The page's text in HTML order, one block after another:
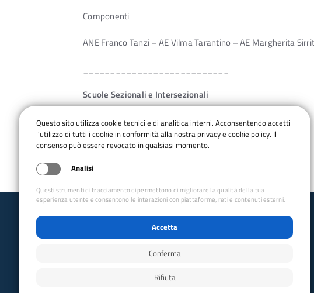
Componenti
ANE Franco Tanzi – AE Vilma Tarantino – AE Margherita
Scuole Sezionali e Intersezionali
SSE Napoli
Sezione: Napoli
Direttore: ANE Simone Merola
Club Alpino Italiano
Questo sito utilizza cookie tecnici e di analitica interni. Acconsentendo accetti
l'utilizzo di tutti i cookie in conformità alla nostra privacy e cookie policy. Il
consenso può essere revocato in qualsiasi momento.
Analisi
Questi strumenti di tracciamento ci permettono di migliorare la qualità della tua
esperienza utente e consentono le interazioni con piattaforme, reti e contenuti esterni.
Accetta
Conferma
Rifiuta